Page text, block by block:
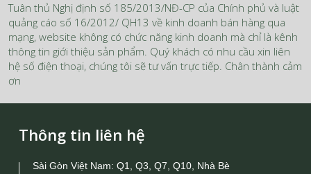
Tuân thủ Nghị định số 185/2013/NĐ-CP của Chính phủ và luật
quảng cáo số 16/2012/ QH13 về kinh doanh bán hàng qua
mạng, website không có chức năng kinh doanh mà chỉ là kênh
thông tin giới thiệu sản phẩm. Quý khách có nhu cầu xin liên
hệ số điện thoại, chúng tôi sẽ tư vấn trực tiếp. Chân thành cảm
ơn
Thông tin liên hệ
Sài Gòn Việt Nam: Q1, Q3, Q7, Q10, Nhà Bè